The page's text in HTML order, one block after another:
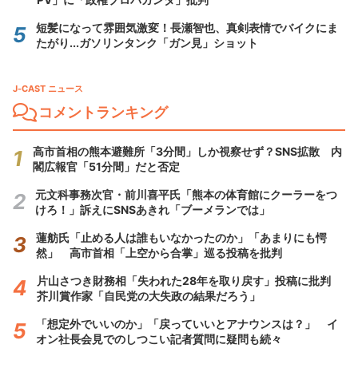
短髪になって雰囲気激変！長瀬智也、真剣表情でバイクにま
たがり...ガソリンタンク「ガン見」ショット
J-CAST ニュース
コメントランキング
高市首相の熊本避難所「3分間」しか視察せず？SNS拡散 内
閣広報官「51分間」だと否定
元文科事務次官・前川喜平氏「熊本の体育館にクーラーをつ
けろ！」訴えにSNSあきれ「ブーメランでは」
蓮舫氏「止める人は誰もいなかったのか」「あまりにも愕
然」 高市首相「上空から合掌」巡る投稿を批判
片山さつき財務相「失われた28年を取り戻す」投稿に批判
芥川賞作家「自民党の大失政の結果だろう」
「想定外でいいのか」「戻っていいとアナウンスは？」 イ
オン社長会見でのしつこい記者質問に疑問も続々